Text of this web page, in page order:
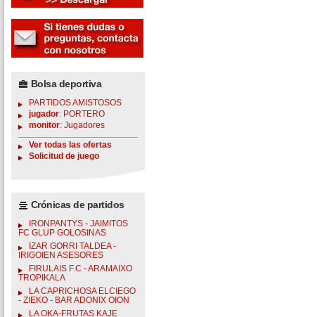
Bolsa deportiva
PARTIDOS AMISTOSOS
jugador: PORTERO
monitor: Jugadores
Ver todas las ofertas
Solicitud de juego
Crónicas de partidos
IRONPANTYS - JAIMITOS
FC GLUP GOLOSINAS
IZAR GORRI TALDEA -
IRIGOIEN ASESORES
FIRULAIS F.C - ARAMAIXO
TROPIKALA
LA CAPRICHOSA ELCIEGO
- ZIEKO - BAR ADONIX OION
LA OKA-FRUTAS KAJE